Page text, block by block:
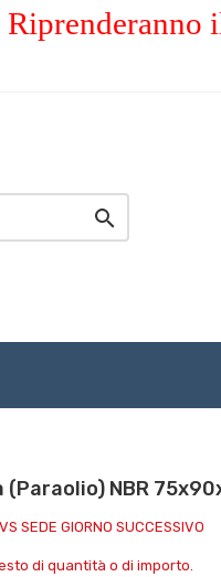

NBR
SEDE GIORNO SUCCESSIVO
di quantità o di importo.